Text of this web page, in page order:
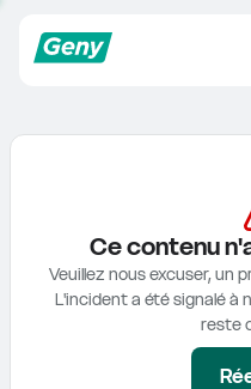
Ce contenu
Veuillez nous excuser, un
L'incident a été signalé à
reste